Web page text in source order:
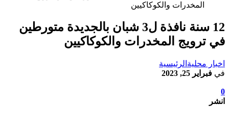
المخدرات والكوكاكيين
12 سنة نافذة ل3 شبان بالجديدة متورطين
في ترويج المخدرات والكوكاكيين
اخبار محلية الرئيسية
في فبراير 25, 2023
0
انشر